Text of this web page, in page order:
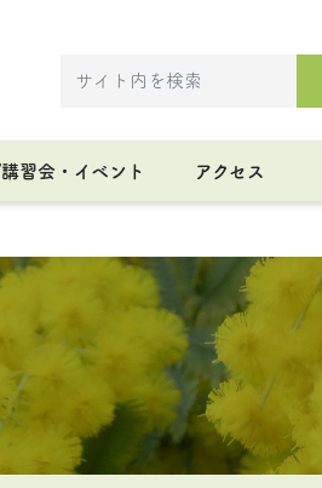
習会・イベント アクセス